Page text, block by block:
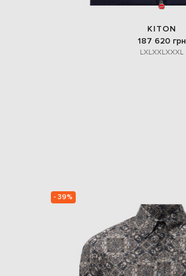
KITON
187 620 грн
LXLXXLXXXL
- 39%